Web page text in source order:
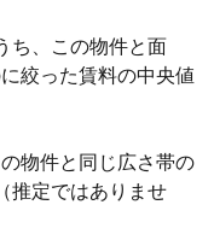
ち、この物件と面
絞った賃料の中央値
物件と同じ広さ帯の
推定ではありませ